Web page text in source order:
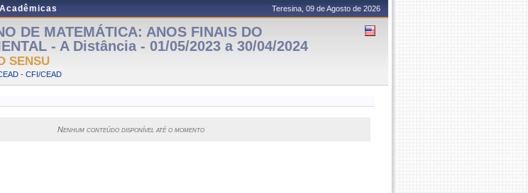
Teresina, 09 de Agosto de 2026
DE MATEMÁTICA: ANOS FINAIS DO
- A Distância - 01/05/2023 a 30/04/2024
SENSU
- CFI/CEAD
Nenhum conteúdo disponível até o momento